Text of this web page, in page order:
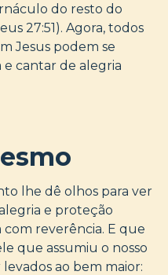
do resto do
27:51). Agora, todos
Jesus podem se
e cantar de alegria
lhe dê olhos para ver
e proteção
reverência. E que
que assumiu o nosso
ao bem maior: